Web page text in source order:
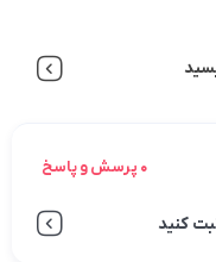
0 پرسش و پاسخ
کنید